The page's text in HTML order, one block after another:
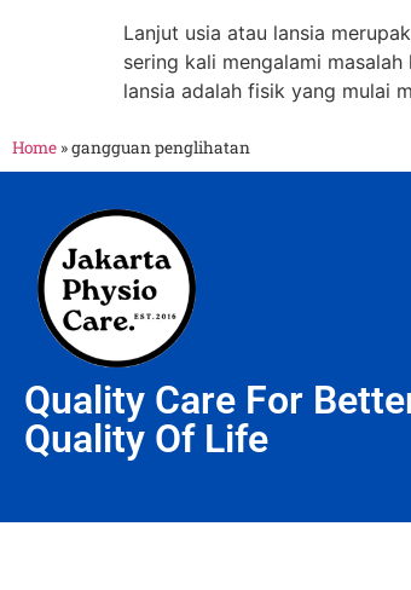
Lanjut usia atau lansia
sering kali mengalami
lansia adalah fisik yang mulai
Home »gangguan penglihatan
Quality Care For
Quality Of Life